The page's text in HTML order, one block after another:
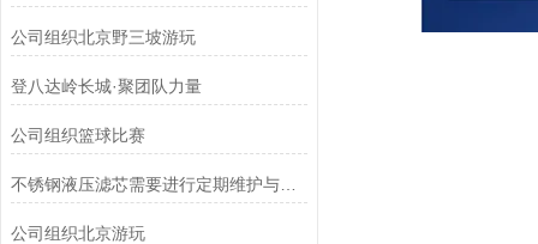
公司组织北京野三坡游玩
登八达岭长城·聚团队力量
公司组织篮球比赛
不锈钢液压滤芯需要进行定期维护与清洁
公司组织北京游玩